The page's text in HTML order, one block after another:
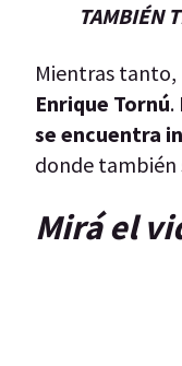
TAMBIÉN
Mientras tanto,
Enrique Tornú.
se encuentra
donde también
Mirá el